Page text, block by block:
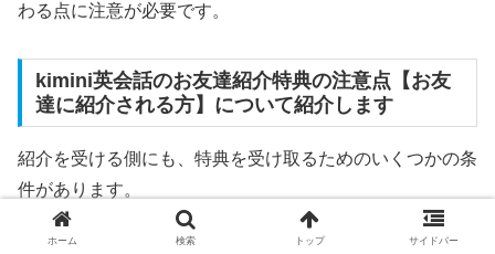
わる点に注意が必要です。
kimini英会話のお友達紹介特典の注意点【お友
達に紹介される方】について紹介します
紹介を受ける側にも、特典を受け取るためのいくつかの条
件があります。
ホーム 検索 トップ サイドバー